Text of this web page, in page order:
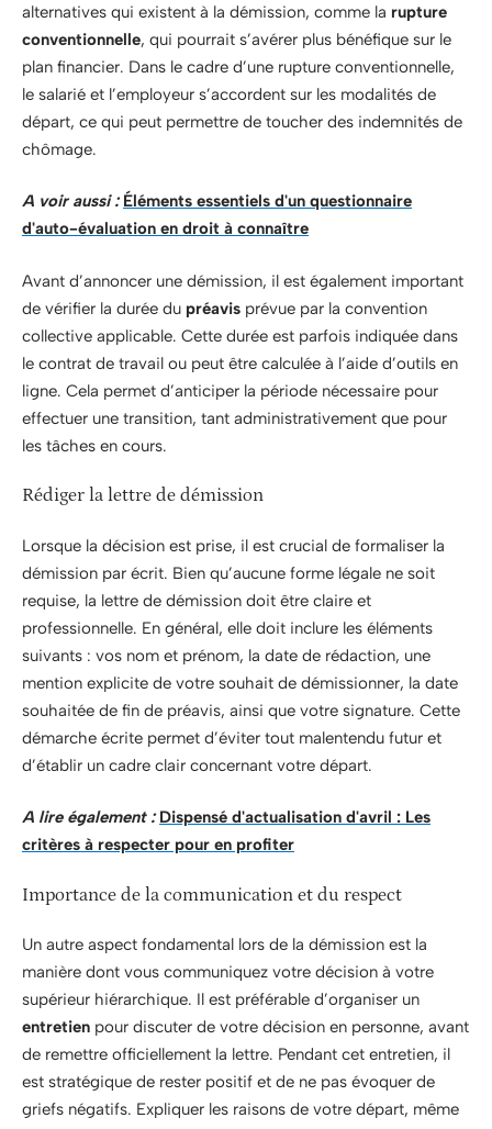
alternatives qui existent à la démission, comme la rupture
conventionnelle, qui pourrait s’avérer plus bénéfique sur le
plan financier. Dans le cadre d’une rupture conventionnelle,
le salarié et l’employeur s’accordent sur les modalités de
départ, ce qui peut permettre de toucher des indemnités de
chômage.
A voir aussi : Éléments essentiels d'un questionnaire
d'auto-évaluation en droit à connaître
Avant d’annoncer une démission, il est également important
de vérifier la durée du préavis prévue par la convention
collective applicable. Cette durée est parfois indiquée dans
le contrat de travail ou peut être calculée à l’aide d’outils en
ligne. Cela permet d’anticiper la période nécessaire pour
effectuer une transition, tant administrativement que pour
les tâches en cours.
Rédiger la lettre de démission
Lorsque la décision est prise, il est crucial de formaliser la
démission par écrit. Bien qu’aucune forme légale ne soit
requise, la lettre de démission doit être claire et
professionnelle. En général, elle doit inclure les éléments
suivants : vos nom et prénom, la date de rédaction, une
mention explicite de votre souhait de démissionner, la date
souhaitée de fin de préavis, ainsi que votre signature. Cette
démarche écrite permet d’éviter tout malentendu futur et
d’établir un cadre clair concernant votre départ.
A lire également : Dispensé d'actualisation d'avril : Les
critères à respecter pour en profiter
Importance de la communication et du respect
Un autre aspect fondamental lors de la démission est la
manière dont vous communiquez votre décision à votre
supérieur hiérarchique. Il est préférable d’organiser un
entretien pour discuter de votre décision en personne, avant
de remettre officiellement la lettre. Pendant cet entretien, il
est stratégique de rester positif et de ne pas évoquer de
griefs négatifs. Expliquer les raisons de votre départ, même